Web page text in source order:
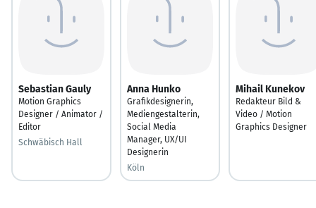
Sebastian Gauly
Motion Graphics
Designer / Animator /
Editor
Schwäbisch Hall
Anna Hunko
Grafikdesignerin,
Mediengestalterin,
Social Media
Manager, UX/UI
Designerin
Köln
Mihail Kunekov
Redakteur Bild &
Video / Motion
Graphics Designer